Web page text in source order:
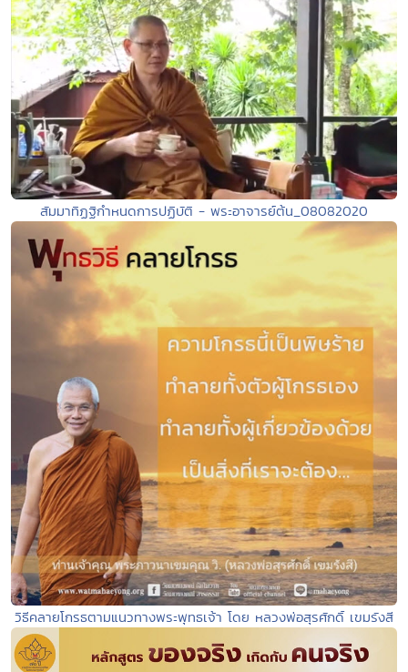
สัมมาทิฏฐิกำหนดการปฏิบัติ - พระอาจารย์ต้น_08082020
วิธีคลายโกรธตามแนวทางพระพุทธเจ้า โดย หลวงพ่อสุรศักดิ์ เขมรังสี